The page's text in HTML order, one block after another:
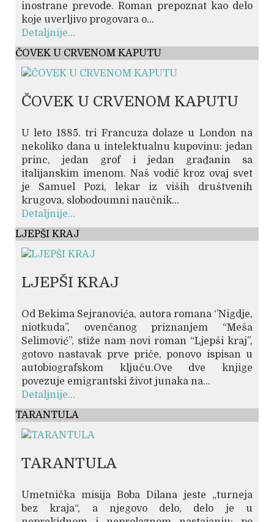
inostrane prevode. Roman prepoznat kao delo
koje uverljivo progovara o...
Detaljnije...
ČOVEK U CRVENOM KAPUTU
ČOVEK U CRVENOM KAPUTU
U leto 1885. tri Francuza dolaze u London na
nekoliko dana u intelektualnu kupovinu: jedan
princ, jedan grof i jedan građanin sa
italijanskim imenom. Naš vodič kroz ovaj svet
je Samuel Pozi, lekar iz viših društvenih
krugova, slobodoumni naučnik...
Detaljnije...
LJEPŠI KRAJ
LJEPŠI KRAJ
Od Bekima Sejranovića, autora romana ‘’Nigdje,
niotkuda’’, ovenčanog priznanjem “Meša
Selimović”, stiže nam novi roman “Ljepši kraj”,
gotovo nastavak prve priče, ponovo ispisan u
autobiografskom ključu.Ove dve knjige
povezuje emigrantski život junaka na...
Detaljnije...
TARANTULA
TARANTULA
Umetnička misija Boba Dilana jeste „turneja
bez kraja“, a njegovo delo, delo je u